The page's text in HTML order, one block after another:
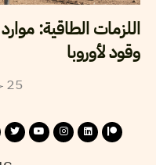
اللزمات الطاقية:
وقود لأوروبا
25